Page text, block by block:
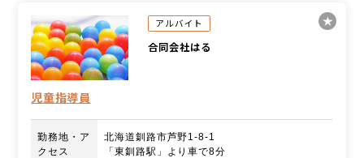
アルバイト
合同会社はる
児童指導員
勤務地・ア
クセス
北海道釧路市芦野1-8-1
「東釧路駅」より車で8分